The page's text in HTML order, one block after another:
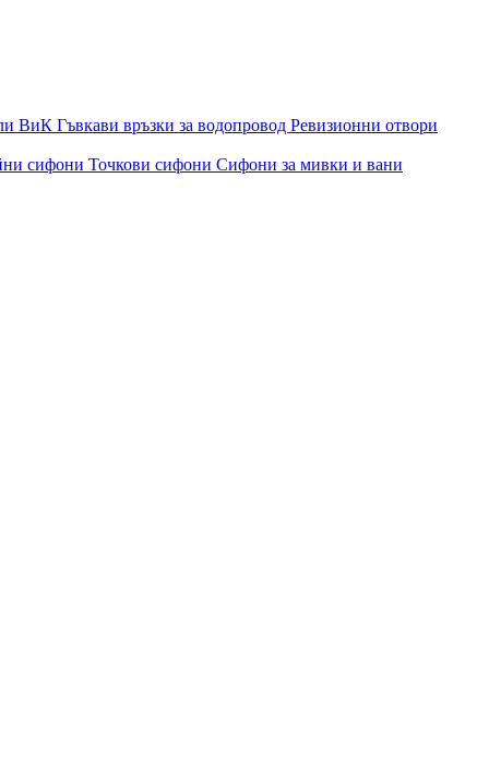
ВиК Гъвкави връзки за водопровод Ревизионни отвори
сифони Точкови сифони Сифони за мивки и вани